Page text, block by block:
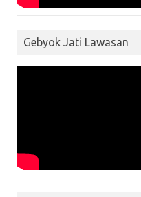
Gebyok Jati Lawasan